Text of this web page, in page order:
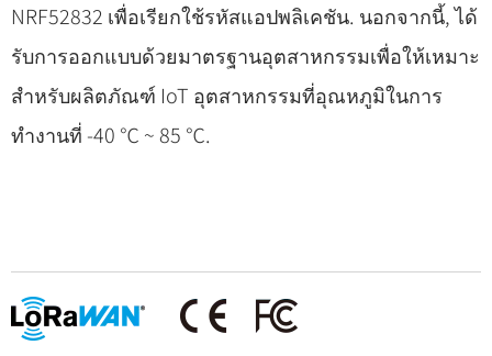
NRF52832 เพื่อเรียกใช้รหัสแอปพลิเคชัน. นอกจากนี้, ได้
รับการออกแบบด้วยมาตรฐานอุตสาหกรรมเพื่อให้เหมาะ
สำหรับผลิตภัณฑ์ IoT อุตสาหกรรมที่อุณหภูมิในการ
ทำงานที่ -40 ℃ ~ 85 ℃.